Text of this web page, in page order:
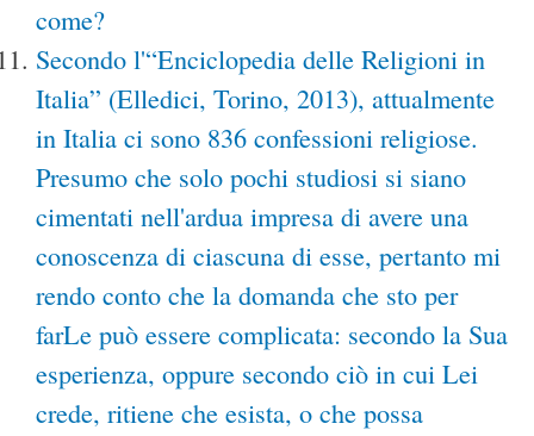
come?
Secondo l'“Enciclopedia delle Religioni in
Italia” (Elledici, Torino, 2013), attualmente
in Italia ci sono 836 confessioni religiose.
Presumo che solo pochi studiosi si siano
cimentati nell'ardua impresa di avere una
conoscenza di ciascuna di esse, pertanto mi
rendo conto che la domanda che sto per
farLe può essere complicata: secondo la Sua
esperienza, oppure secondo ciò in cui Lei
crede, ritiene che esista, o che possa